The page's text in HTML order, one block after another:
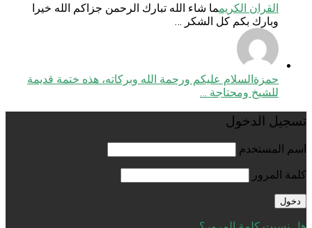
القران الكريمما شاء الله تبارك الرحمن جزاكم الله خيرا
وبارك بكم كل الشكر …
حمزةالسلام عليكم ورحمة الله وبركاته، هذه ختمة قديمة
للشيخ ومحتاجة …
تسجيل الدخول
اسم المستخدم
كلمة المرور